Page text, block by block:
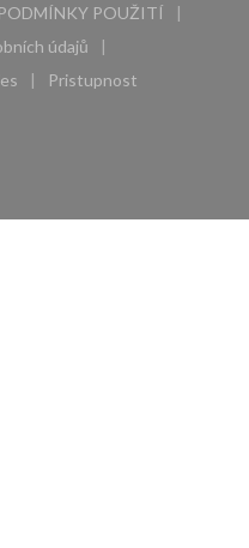
okně))
PODMÍNKY POUŽITÍ
((otevře se v novém
údajů
se v novém okně))
se v novém okně))
Pristupnost
((otevře se v novém